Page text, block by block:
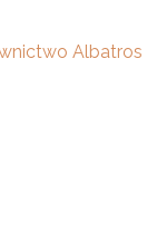
Albatros